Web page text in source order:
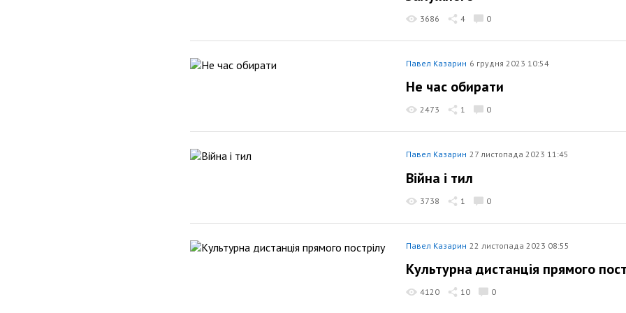
3686 4 0
Павел Казарин 6 грудня 2023 10:54
Не час обирати
2473 1 0
Павел Казарин 27 листопада 2023 11:45
Війна і тил
3738 1 0
Павел Казарин 22 листопада 2023 08:55
Культурна дистанція прямого
4120 10 0